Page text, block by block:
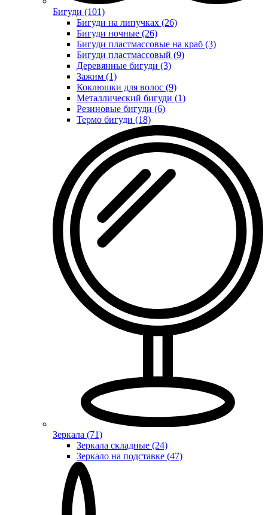
Бигуди (101)
Бигуди на липучках (26)
Бигуди ночные (26)
Бигуди пластмассовые на краб (3)
Бигуди пластмассовый (9)
Деревянные бигуди (3)
Зажим (1)
Коклюшки для волос (9)
Металлический бигуди (1)
Резиновые бигуди (6)
Термо бигуди (18)
Зеркала (71)
Зеркала складные (24)
Зеркало на подставке (47)